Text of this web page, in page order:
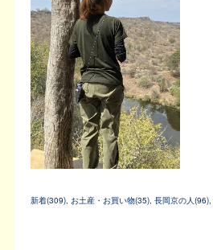
新着(309) お土産・お買い物(35) 長岡京の人(96)